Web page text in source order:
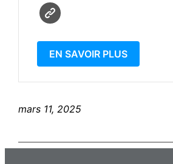
EN SAVOIR PLUS
mars 11, 2025